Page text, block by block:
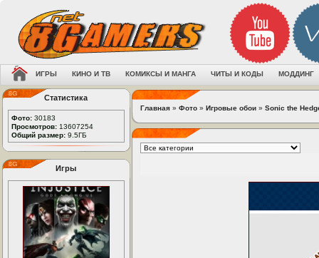
ИГРЫ КИНО И ТВ КОМИКСЫ И МАНГА ЧИТЫ И КОДЫ МОДДИНГ
Статистика
Фото: 30183
Просмотров: 13607254
Общий размер: 9.5ГБ
Игры
Главная » Фото » Игровые обои » Sonic the